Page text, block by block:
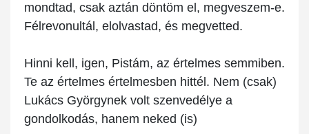
mondtad, csak aztán döntöm el, megveszem-e.
Félrevonultál, elolvastad, és megvetted.
Hinni kell, igen, Pistám, az értelmes semmiben.
Te az értelmes értelmesben hittél. Nem (csak)
Lukács Györgynek volt szenvedélye a
gondolkodás, hanem neked (is)